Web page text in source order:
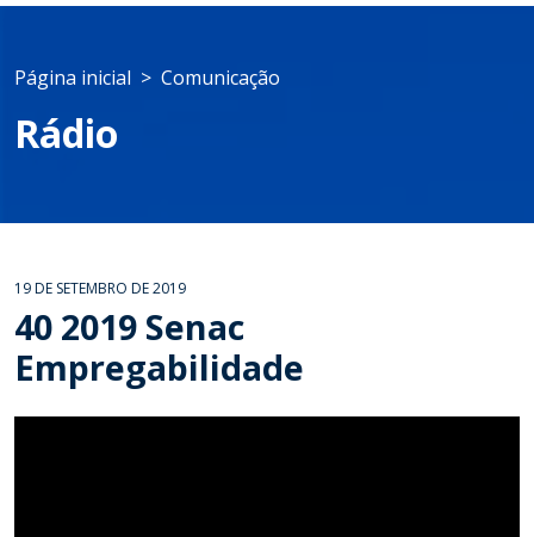
Página inicial Comunicação
Rádio
19 DE SETEMBRO DE 2019
40 2019 Senac
Empregabilidade